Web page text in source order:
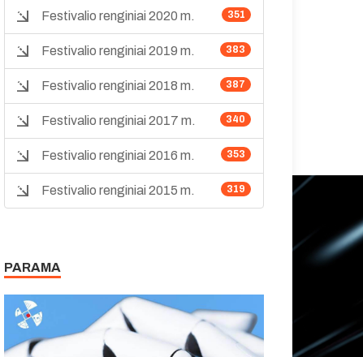
351
Festivalio renginiai 2020 m.
383
Festivalio renginiai 2019 m.
387
Festivalio renginiai 2018 m.
340
Festivalio renginiai 2017 m.
353
Festivalio renginiai 2016 m.
319
Festivalio renginiai 2015 m.
PARAMA